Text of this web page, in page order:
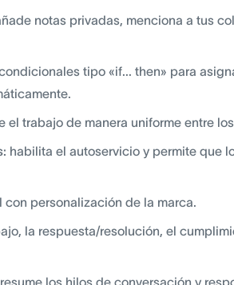
notas privadas, menciona a tus
tipo «if... then» para
el trabajo de manera uniforme entre
habilita el autoservicio y permite que
con personalización de la marca.
la respuesta/resolución, el